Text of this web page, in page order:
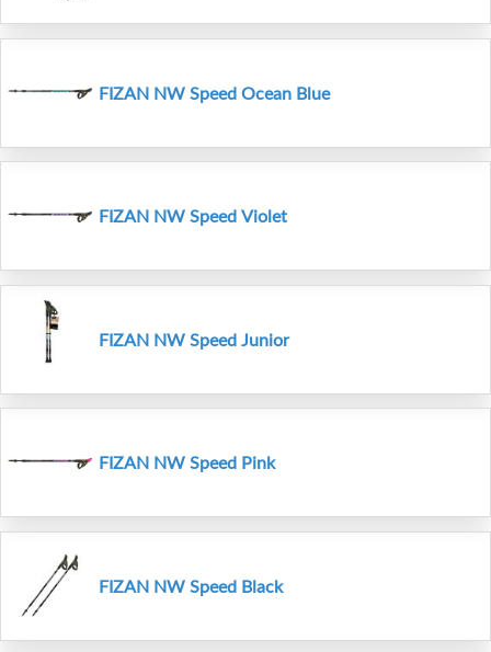
FIZAN NW Speed Ocean Blue
FIZAN NW Speed Violet
FIZAN NW Speed Junior
FIZAN NW Speed Pink
FIZAN NW Speed Black